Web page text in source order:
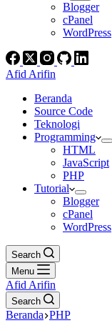
Blogger
cPanel
WordPress
Afid Arifin
Beranda
Source Code
Teknologi
Programming
HTML
JavaScript
PHP
Tutorial
Blogger
cPanel
WordPress
Search
Menu
Afid Arifin
Search
Beranda PHP